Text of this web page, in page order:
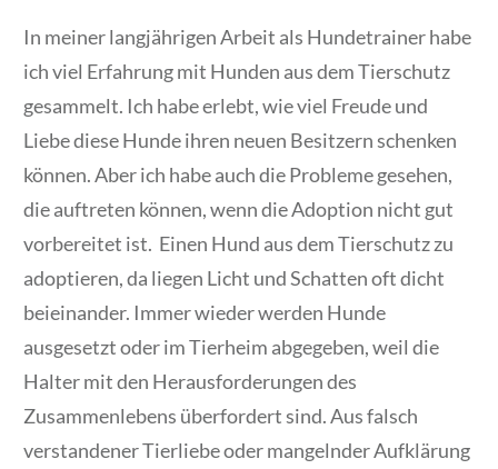
In meiner langjährigen Arbeit als Hundetrainer habe
ich viel Erfahrung mit Hunden aus dem Tierschutz
gesammelt. Ich habe erlebt, wie viel Freude und
Liebe diese Hunde ihren neuen Besitzern schenken
können. Aber ich habe auch die Probleme gesehen,
die auftreten können, wenn die Adoption nicht gut
vorbereitet ist. Einen Hund aus dem Tierschutz zu
adoptieren, da liegen Licht und Schatten oft dicht
beieinander. Immer wieder werden Hunde
ausgesetzt oder im Tierheim abgegeben, weil die
Halter mit den Herausforderungen des
Zusammenlebens überfordert sind. Aus falsch
verstandener Tierliebe oder mangelnder Aufklärung